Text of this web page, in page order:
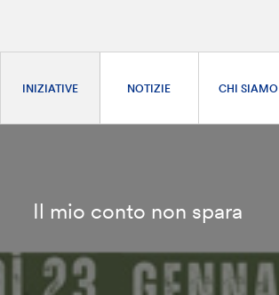
INIZIATIVE NOTIZIE CHI SIAMO
Il mio conto non spara